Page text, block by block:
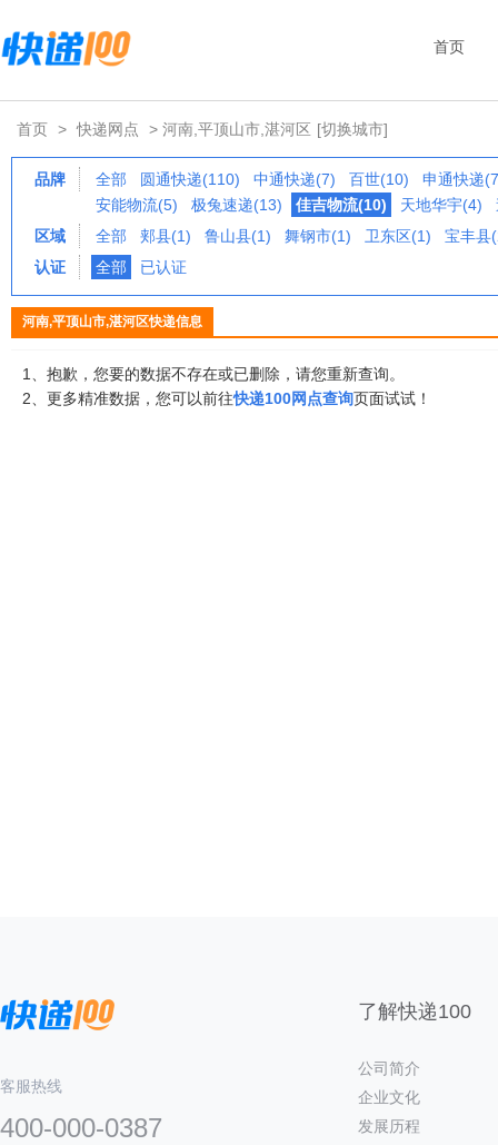
首页
首页 > 快递网点 > 河南,平顶山市,湛河区 [切换城市]
品牌 全部 圆通快递(110) 中通快递(7) 百世(10)
申通快递
安能物流(5)
极兔速递(13) 佳吉物流(10) 天地华宇(4)
区域
全部 郏县(1) 鲁山县(1) 舞钢市(1) 卫东区(1)
宝丰县
认证
全部 已认证
河南,平顶山市,湛河区快递信息
1、抱歉，您要的数据不存在或已删除，请您重新查询。
2、更多精准数据，您可以前往快递100网点查询页面试试！
客服热线
400-000-0387
了解快递100
公司简介
企业文化
发展历程